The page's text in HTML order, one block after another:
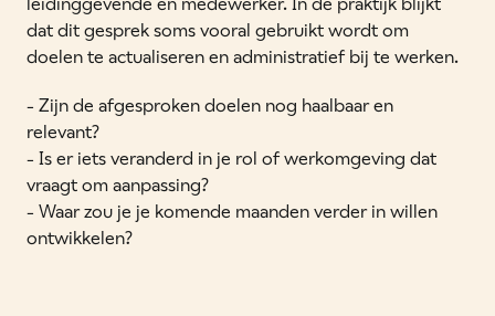
dat dit gesprek soms vooral gebruikt wordt om
doelen te actualiseren en administratief bij te werken.
- Zijn de afgesproken doelen nog haalbaar en
relevant?
- Is er iets veranderd in je rol of werkomgeving dat
vraagt om aanpassing?
- Waar zou je je komende maanden verder in willen
ontwikkelen?